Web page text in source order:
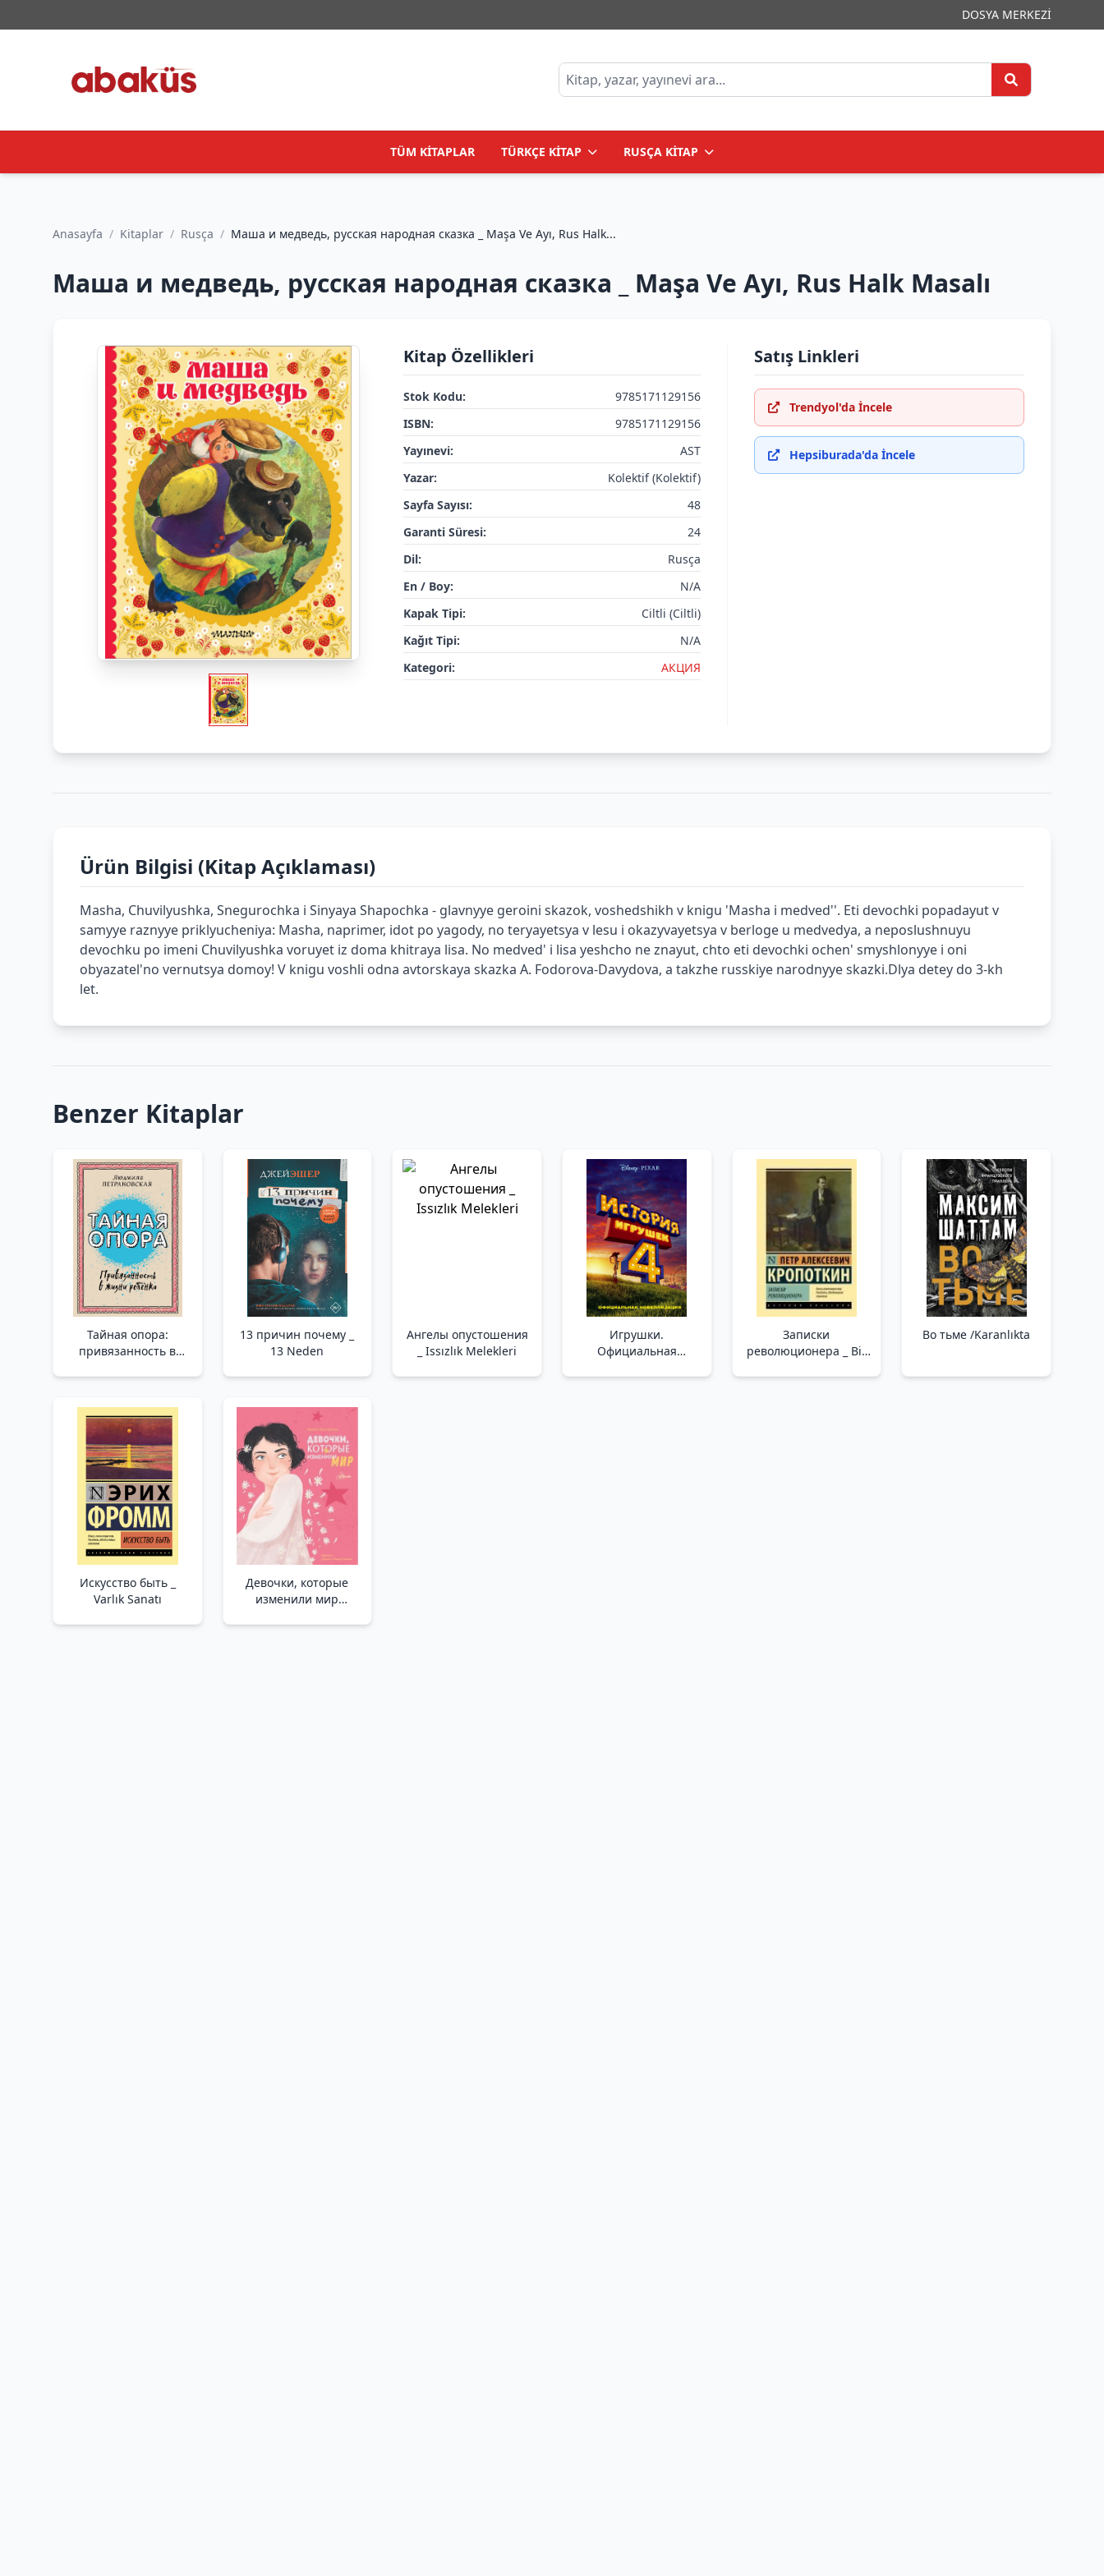
DOSYA MERKEZİ
TÜM KİTAPLAR TÜRKÇE KİTAP RUSÇA KİTAP
Anasayfa / Kitaplar / Rusça / Маша и медведь, русская народная сказка _ Maşa Ve Ayı, Rus Halk...
Маша и медведь, русская народная сказка _ Maşa Ve Ayı, Rus Halk Masalı
Kitap Özellikleri
Stok Kodu:
9785171129156
ISBN:
9785171129156
Yayınevi:
AST
Yazar:
Kolektif (Kolektif)
Sayfa Sayısı:
48
Garanti Süresi:
24
Dil:
Rusça
En / Boy:
N/A
Kapak Tipi:
Ciltli (Ciltli)
Kağıt Tipi:
N/A
Kategori:
АКЦИЯ
Satış Linkleri
Trendyol'da İncele
Hepsiburada'da İncele
Ürün Bilgisi (Kitap Açıklaması)
Masha, Chuvilyushka, Snegurochka i Sinyaya Shapochka - glavnyye geroini skazok, voshedshikh v knigu 'Masha i medved''. Eti devochki popadayut v
samyye raznyye priklyucheniya: Masha, naprimer, idot po yagody, no teryayetsya v lesu i okazyvayetsya v berloge u medvedya, a neposlushnuyu
devochku po imeni Chuvilyushka voruyet iz doma khitraya lisa. No medved' i lisa yeshcho ne znayut, chto eti devochki ochen' smyshlonyye i oni
obyazatel'no vernutsya domoy! V knigu voshli odna avtorskaya skazka A. Fodorova-Davydova, a takzhe russkiye narodnyye skazki.Dlya detey do 3-kh
let.
Benzer Kitaplar
Тайная опора:
привязанность в
13 причин почему _
13 Neden
Ангелы опустошения
_ Issızlık Melekleri
Игрушки.
Официальная
Записки
революционера _ Bir
Во тьме /Karanlıkta
Искусство быть _
Varlık Sanatı
Девочки, которые
изменили мир